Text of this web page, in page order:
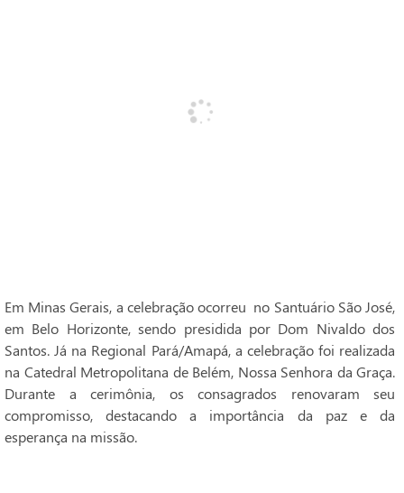
Em Minas Gerais, a celebração ocorreu no Santuário São José,
em Belo Horizonte, sendo presidida por Dom Nivaldo dos
Santos. Já na Regional Pará/Amapá, a celebração foi realizada
na Catedral Metropolitana de Belém, Nossa Senhora da Graça.
Durante a cerimônia, os consagrados renovaram seu
compromisso, destacando a importância da paz e da
esperança na missão.